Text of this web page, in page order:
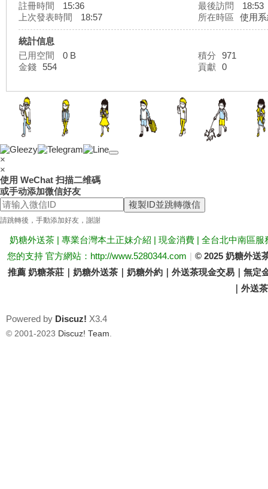
外
送
茶
註冊時間
15:36 最後訪問
18:53
上次發表時間
18:57 所在時區 使用
統計信息
已用空間
0 B 積分
971
金錢
554 貢獻 0
×
×
使用 WeChat 扫描二维碼
或手动添加微信好友
複製ID並跳轉微信
請跳轉後，手動添加好友，謝謝
奶糖外送茶 | 專業台灣本土正妹介紹 | 現金消費 | 全台北中南區
您的支持 官方網站：http://www.5280344.com | © 2025 奶糖外送
推薦 奶糖茶莊｜奶糖外送茶｜奶糖外約｜外送茶現金交易｜無
｜外送
Powered by Discuz! X3.4
© 2001-2023 Discuz! Team.